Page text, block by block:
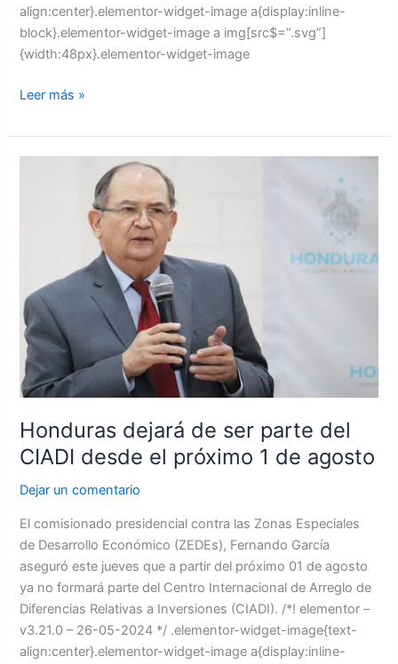
align:center}.elementor-widget-image a{display:inline-
block}.elementor-widget-image a img[src$=”.svg”]
{width:48px}.elementor-widget-image
Leer más »
Honduras dejará de ser parte del
CIADI desde el próximo 1 de agosto
Dejar un comentario
El comisionado presidencial contra las Zonas Especiales
de Desarrollo Económico (ZEDEs), Fernando García
aseguró este jueves que a partir del próximo 01 de agosto
ya no formará parte del Centro Internacional de Arreglo de
Diferencias Relativas a Inversiones (CIADI). /*! elementor –
v3.21.0 – 26-05-2024 */ .elementor-widget-image{text-
align:center}.elementor-widget-image a{display:inline-
CIADI
desde
el
próximo
1
de
agosto